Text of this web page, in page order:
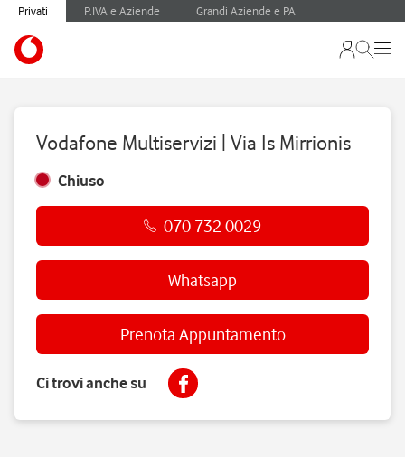
Privati P.IVA e Aziende Grandi Aziende e PA
Vodafone Multiservizi | Via Is Mirrionis
Chiuso
070 732 0029
Whatsapp
Prenota Appuntamento
Ci trovi anche su